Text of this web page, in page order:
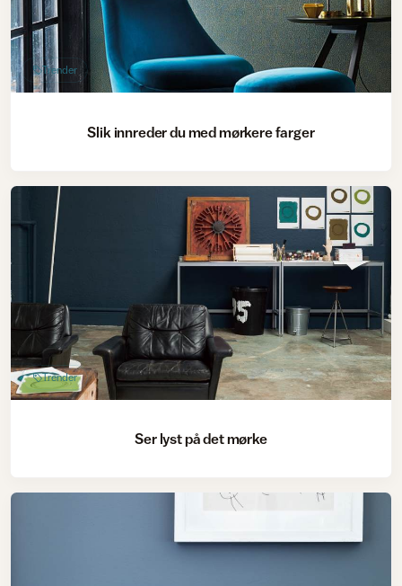
Trender
Slik innreder du med mørkere farger
Trender
Ser lyst på det mørke